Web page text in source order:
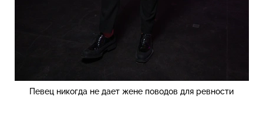
Певец никогда не дает жене поводов для ревности